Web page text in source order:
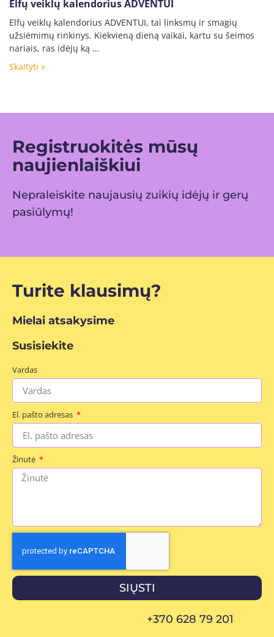
Elfų veiklų kalendorius ADVENTUI
Elfų veiklų kalendorius ADVENTUI, tai linksmų ir smagių
užsiėmimų rinkinys. Kiekvieną dieną vaikai, kartu su šeimos
nariais, ras idėjų ką …
Skaityti »
Registruokitės mūsų
naujienlaiškiui
Nepraleiskite naujausių zuikių idėjų ir gerų
pasiūlymų!
Turite klausimų?
Mielai atsakysime
Susisiekite
Vardas
El. pašto adresas
Žinutė
SIŲSTI
+370 628 79 201